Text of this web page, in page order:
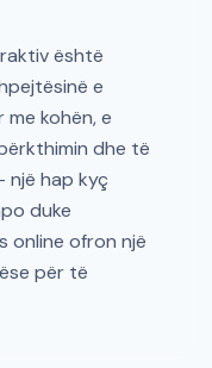
është
e
me kohën, e
dhe të
hap kyç
duke
online ofron një
për të